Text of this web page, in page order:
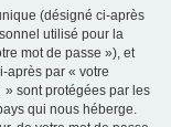
(désigné ci-après
utilisé pour la
mot de passe »), et
après par « votre
sont protégées par les
qui nous héberge.